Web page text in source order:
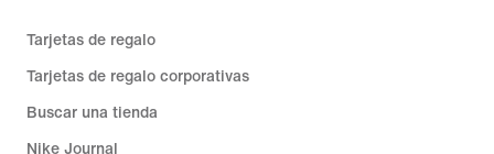
Tarjetas de regalo
Tarjetas de regalo corporativas
Buscar una tienda
Nike Journal